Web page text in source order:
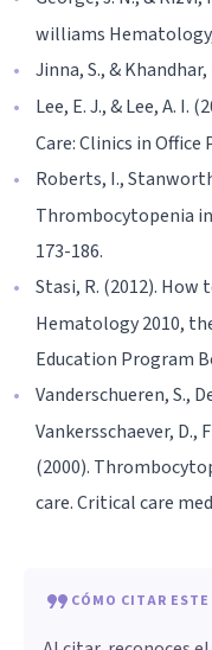
williams
Jinna, S., &
Lee, E. J., & Lee, A.
Care: Clinics in Office
Roberts, I.,
Thrombocytopenia
173-186.
Stasi, R. (2012).
Hematology 2010,
Education Program
Vanderschueren, S.,
Vankersschaever, D.,
(2000).
care. Critical care
CÓMO CITAR